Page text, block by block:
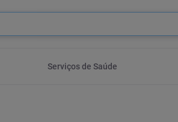
Serviços de Saúde